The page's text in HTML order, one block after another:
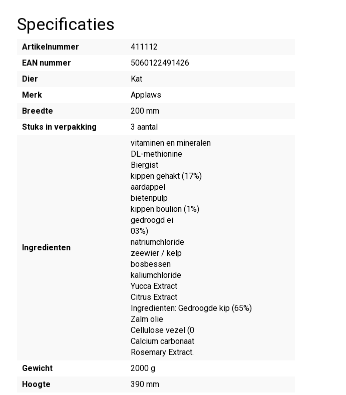
Specificaties
Artikelnummer
411112
EAN nummer
5060122491426
Dier
Kat
Merk
Applaws
Breedte
200 mm
Stuks in verpakking
3 aantal
Ingredienten
vitaminen en mineralen
DL-methionine
Biergist
kippen gehakt (17%)
aardappel
bietenpulp
kippen boulion (1%)
gedroogd ei
03%)
natriumchloride
zeewier / kelp
bosbessen
kaliumchloride
Yucca Extract
Citrus Extract
Ingredienten: Gedroogde kip (65%)
Zalm olie
Cellulose vezel (0
Calcium carbonaat
Rosemary Extract.
Gewicht
2000 g
Hoogte
390 mm